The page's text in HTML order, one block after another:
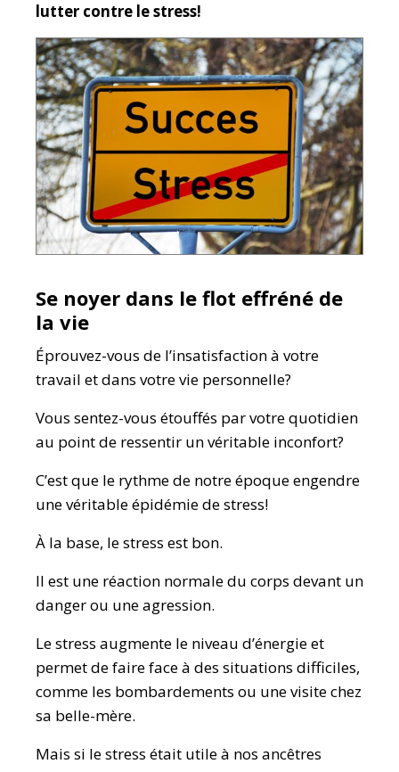
lutter contre le stress!
Se noyer dans le flot effréné de
la vie
Éprouvez-vous de l’insatisfaction à votre
travail et dans votre vie personnelle?
Vous sentez-vous étouffés par votre quotidien
au point de ressentir un véritable inconfort?
C’est que le rythme de notre époque engendre
une véritable épidémie de stress!
À la base, le stress est bon.
Il est une réaction normale du corps devant un
danger ou une agression.
Le stress augmente le niveau d’énergie et
permet de faire face à des situations difficiles,
comme les bombardements ou une visite chez
sa belle-mère.
Mais si le stress était utile à nos ancêtres